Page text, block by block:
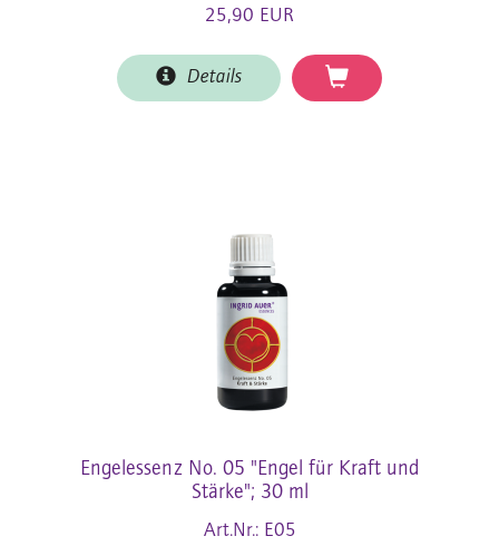
25,90 EUR
Details
Engelessenz No. 05 "Engel für Kraft und
Stärke"; 30 ml
Art.Nr.: E05